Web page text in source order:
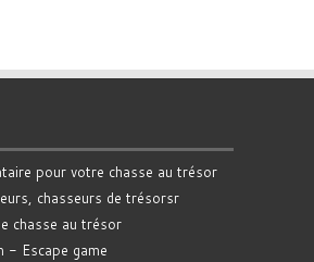
pour votre chasse au trésor
chasseurs de trésorsr
chasse au trésor
- Escape game